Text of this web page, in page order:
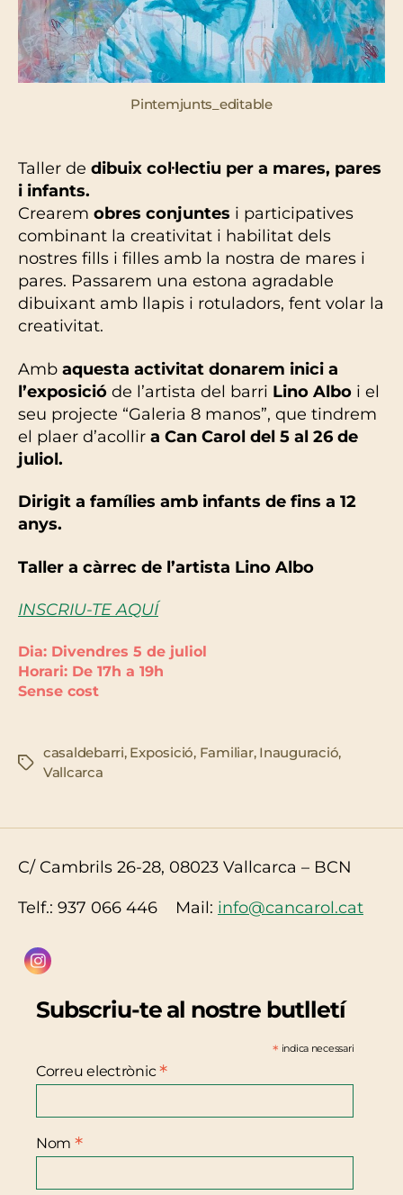
Pintemjunts_editable
Taller de dibuix col·lectiu per a mares, pares
i infants.
Crearem obres conjuntes i participatives
combinant la creativitat i habilitat dels
nostres fills i filles amb la nostra de mares i
pares. Passarem una estona agradable
dibuixant amb llapis i rotuladors, fent volar la
creativitat.
Amb aquesta activitat donarem inici a
l’exposició de l’artista del barri Lino Albo i el
seu projecte “Galeria 8 manos”, que tindrem
el plaer d’acollir a Can Carol del 5 al 26 de
juliol.
Dirigit a famílies amb infants de fins a 12
anys.
Taller a càrrec de l’artista Lino Albo
INSCRIU-TE AQUÍ
Dia: Divendres 5 de juliol
Horari: De 17h a 19h
Sense cost
Etiquetes
casaldebarri, Exposició, Familiar, Inauguració,
Vallcarca
C/ Cambrils 26-28, 08023 Vallcarca – BCN
Telf.: 937 066 446 Mail: info@cancarol.cat
Subscriu-te al nostre butlletí
* indica necessari
Correu electrònic*
Nom *